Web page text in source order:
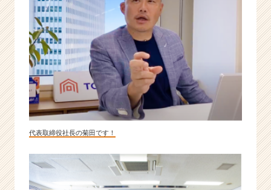
最
身
に
つ
け
る！
|
ベ
チ
代表取締役社長の菊田です！